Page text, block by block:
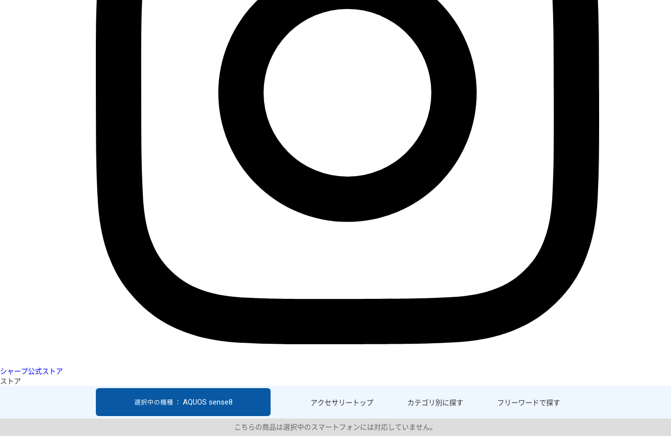
シャープ公式ストア
ストア
アクセサリー トップ カテゴリ別に探す フリーワードで探す
選択中の機種 ： AQUOS sense8
こちらの商品は選択中のスマートフォンには対応していません。